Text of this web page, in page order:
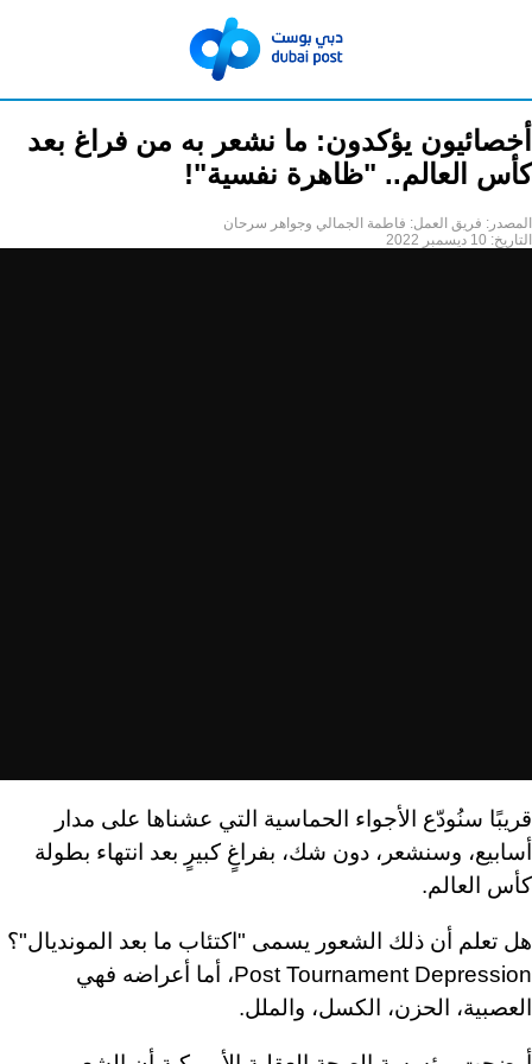
أخصائيون يؤكدون: ما نشعر به من فراغ بعد
كأس العالم.. "ظاهرة نفسية"!
المصدر: فريق العمل: فاطمة الجمالي وجواهر سرحان
التاريخ: 10 ديسمبر 2022
قريبًا سنُودّع الأجواء الحماسية التي عشناها على مدار
أسابيع، وسنشعر، دون شك، بفراغٍ كبيرٍ بعد انتهاء بطولة
كأس العالم.
هل تعلم أن ذلك الشعور يسمى "اكتئاب ما بعد المونديال"؟
Post Tournament Depression، أما أعراضه فهي
العصبية، الحزن، الكسل، والملل.